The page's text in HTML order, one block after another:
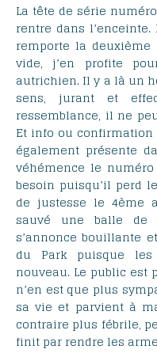
La tête de série
rentre dans
remporte la deuxième
vide, j’en profite
autrichien. Il y a là un
sens, jurant et
ressemblance, il ne
Et info ou
également présente
véhémence le
besoin puisqu’il perd
de justesse le 4ème
sauvé une balle de
s’annonce bouillante
du Park puisque
nouveau. Le public est
n’en est que plus
sa vie et parvient à
contraire plus fébrile,
finit par rendre les